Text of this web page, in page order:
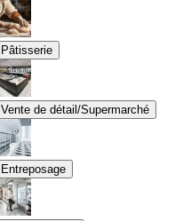
Pâtisserie
Vente de détail/Supermarché
Entreposage